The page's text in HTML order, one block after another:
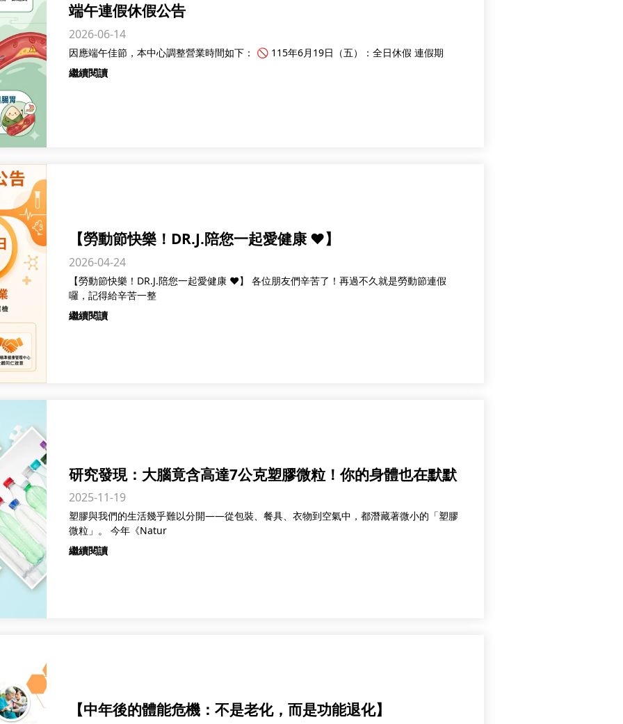
端午連假休假公告
2026-06-14
因應端午佳節，本中心調整營業時間如下： 🚫 115年6月19日（五）：全日休假 連假期
繼續閱讀
【勞動節快樂！DR.J.陪您一起愛健康 ❤️】
2026-04-24
【勞動節快樂！DR.J.陪您一起愛健康 ❤️】 各位朋友們辛苦了！再過不久就是勞動節連假
囉，記得給辛苦一整
繼續閱讀
研究發現：大腦竟含高達7公克塑膠微粒！你的身體也在默默
累積嗎？
2025-11-19
塑膠與我們的生活幾乎難以分開——從包裝、餐具、衣物到空氣中，都潛藏著微小的「塑膠
微粒」。 今年《Natur
繼續閱讀
【中年後的體能危機：不是老化，而是功能退化】